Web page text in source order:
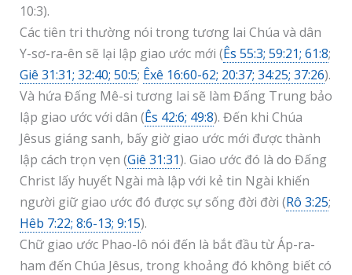
10:3).
Các tiên tri thường nói trong tương lai Chúa và dân
Y-sơ-ra-ên sẽ lại lập giao ước mới (Ês 55:3; 59:21; 61:8;
Giê 31:31; 32:40; 50:5; Êxê 16:60-62; 20:37; 34:25; 37:26).
Và hứa Đấng Mê-si tương lai sẽ làm Đấng Trung bảo
lập giao ước với dân (Ês 42:6; 49:8). Đến khi Chúa
Jêsus giáng sanh, bấy giờ giao ước mới được thành
lập cách trọn vẹn (Giê 31:31). Giao ước đó là do Đấng
Christ lấy huyết Ngài mà lập với kẻ tin Ngài khiến
người giữ giao ước đó được sự sống đời đời (Rô 3:25;
Hêb 7:22; 8:6-13; 9:15).
Chữ giao ước Phao-lô nói đến là bắt đầu từ Áp-ra-
ham đến Chúa Jêsus, trong khoảng đó không biết có